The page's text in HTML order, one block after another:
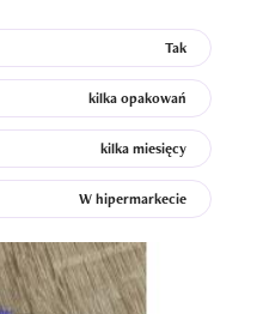
Tak
kilka opakowań
kilka miesięcy
W hipermarkecie